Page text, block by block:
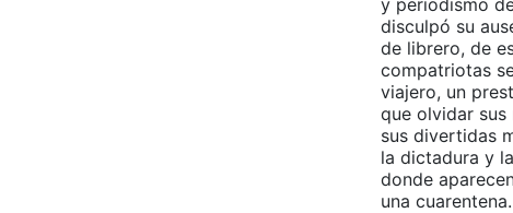
y periodismo
disculpó su
de librero, de
compatriotas
viajero, un
que olvidar sus
sus divertidas
la dictadura y
donde
una cuarentena.